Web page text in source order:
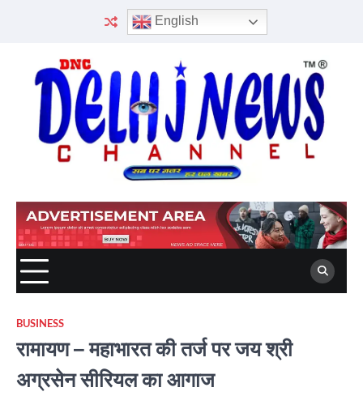
English
BUSINESS
रामायण – महाभारत की तर्ज पर जय श्री
अग्रसेन सीरियल का आगाज